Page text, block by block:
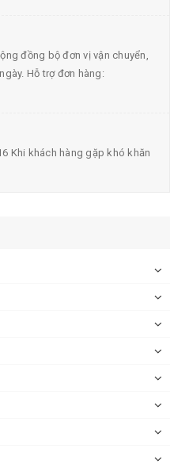
đồng bộ đơn vị vận chuyển,
Hỗ trợ đơn hàng:
Khi khách hàng gặp khó khăn